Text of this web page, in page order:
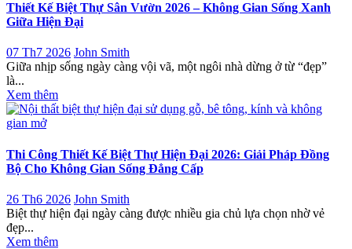
Thiết Kế Biệt Thự Sân Vườn 2026 – Không Gian Sống Xanh
Giữa Hiện Đại
07 Th7 2026 John Smith
Giữa nhịp sống ngày càng vội vã, một ngôi nhà dừng ở từ “đẹp”
là...
Xem thêm
Thi Công Thiết Kế Biệt Thự Hiện Đại 2026: Giải Pháp Đồng
Bộ Cho Không Gian Sống Đẳng Cấp
26 Th6 2026 John Smith
Biệt thự hiện đại ngày càng được nhiều gia chủ lựa chọn nhờ vẻ
đẹp...
Xem thêm